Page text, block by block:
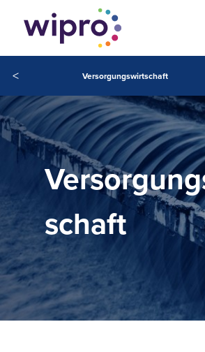
< Versorgungswirtschaft
schaft